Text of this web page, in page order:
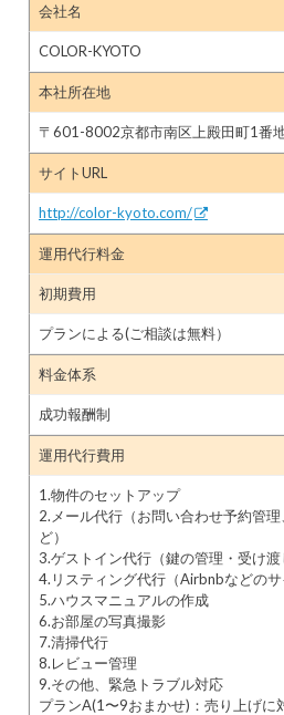
会社名
COLOR-KYOTO
本社所在地
〒601-8002京都市南区上殿田町1番
サイトURL
http://color-kyoto.com/
運用代行料金
初期費用
プランによる(ご相談は無料）
料金体系
成功報酬制
運用代行費用
1.物件のセットアップ
2.メール代行（お問い合わせ予約管
ど）
3.ゲストイン代行（鍵の管理・受け渡
4.リスティング代行（Airbnbなどのサ
5.ハウスマニュアルの作成
6.お部屋の写真撮影
7.清掃代行
8.レビュー管理
9.その他、緊急トラブル対応
プランA(1〜9おまかせ)：売り上げに